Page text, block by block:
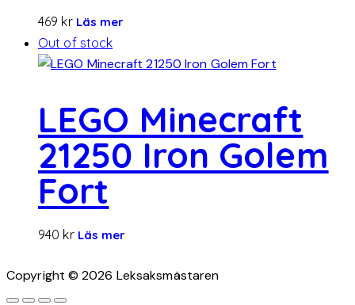
469 kr Läs mer
Out of stock
LEGO Minecraft
21250 Iron Golem
Fort
940 kr Läs mer
Copyright © 2026 Leksaksmästaren